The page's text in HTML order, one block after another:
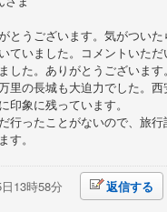
とうございます。気がつい
ていました。コメントいた
した。ありがとうございます。
里の長城も大迫力でした。
印象に残っています。
行ったことがないので、旅
す。
13時58分 返信する